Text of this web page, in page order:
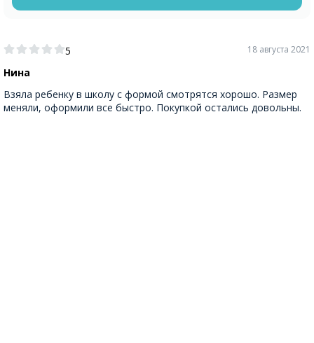
5
Нина
18 августа 2021
Взяла ребенку в школу с формой смотрятся хорошо. Размер
меняли, оформили все быстро. Покупкой остались довольны.